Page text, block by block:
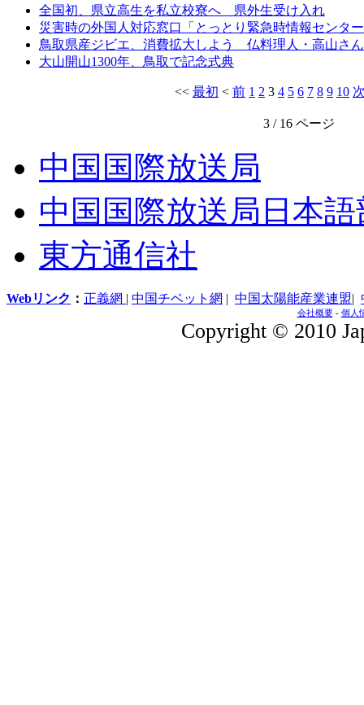
全国初、県立高生を私立校寮へ 県外生受け入れ
災害時の外国人対応窓口「とっとり緊急時情報セン
鳥取県産ジビエ、消費拡大しよう 仏料理人・高山さ
大山開山1300年、鳥取で記念式典
<< 最初 < 前 1 2 3 4 5 6 7 8 9 10
3 / 16 ページ
中国国際放送局
中国国際放送局日本語
東方通信社
Webリンク ： 正義網 | 中国チベット網 | 中国太陽能産業連盟|
会社概要- 個人
Copyright © 2010